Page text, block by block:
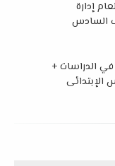
إدارة
السادس
في الدراسات +
الإبتدائى